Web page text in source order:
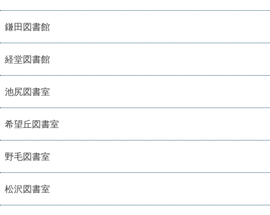
鎌田図書館
経堂図書館
池尻図書室
希望丘図書室
野毛図書室
松沢図書室